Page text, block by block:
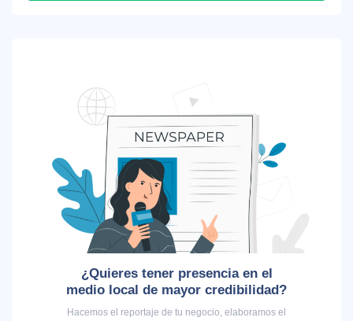
¿Quieres tener presencia en el
medio local de mayor credibilidad?
Hacemos el reportaje de tu negocio, elaboramos el